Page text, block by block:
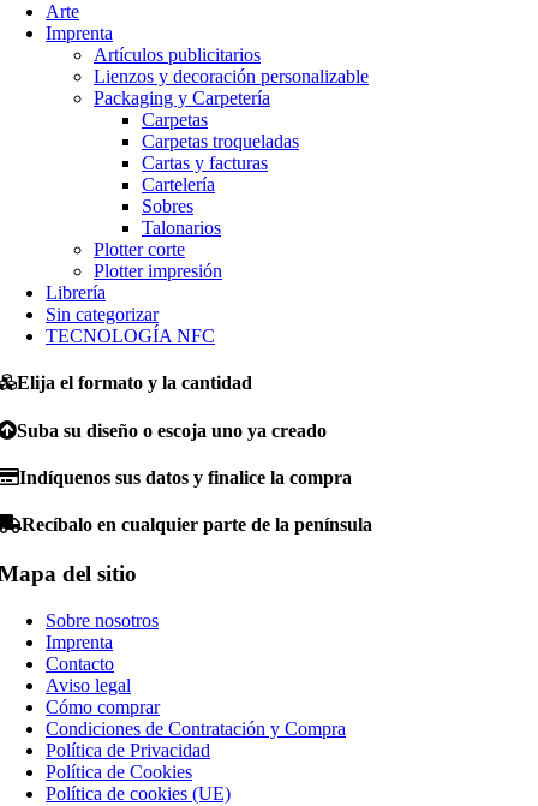
Arte
Imprenta
Artículos publicitarios
Lienzos y decoración personalizable
Packaging y Carpetería
Carpetas
Carpetas troqueladas
Cartas y facturas
Cartelería
Sobres
Talonarios
Plotter corte
Plotter impresión
Librería
Sin categorizar
TECNOLOGÍA NFC
Elija el formato y la cantidad
Suba su diseño o escoja uno ya creado
Indíquenos sus datos y finalice la compra
Recíbalo en cualquier parte de la península
del sitio
Sobre nosotros
Imprenta
Contacto
Aviso legal
Cómo comprar
Condiciones de Contratación y Compra
Política de Privacidad
Política de Cookies
Política de cookies (UE)